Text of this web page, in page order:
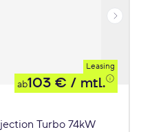
Leasing
ab103 € / mtl.
Turbo 74kW